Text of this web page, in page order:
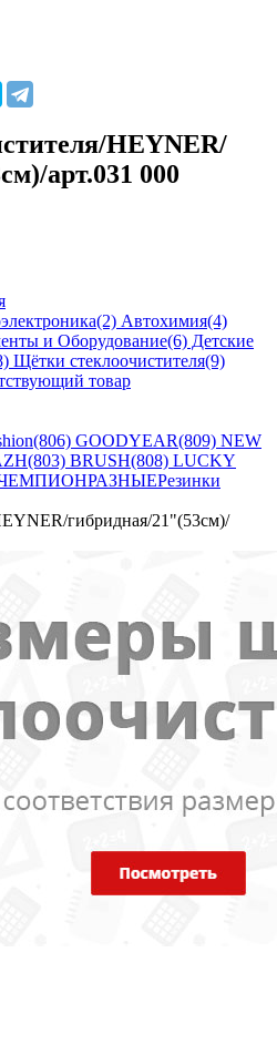
HEYNER/
арт.031 000
(2) Автохимия(4)
и Оборудование(6) Детские
Щётки стеклоочистителя(9)
товар
(806) GOODYEAR(809) NEW
(803) BRUSH(808) LUCKY
ЧЕМПИОНРАЗНЫЕРезинки
гибридная/21"(53см)/